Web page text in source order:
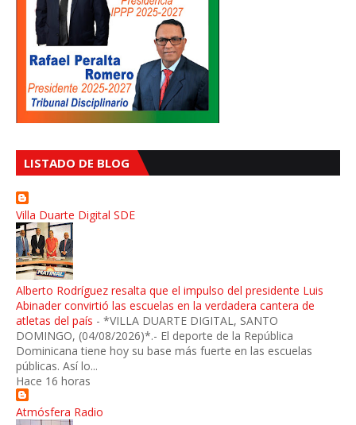
LISTADO DE BLOG
Villa Duarte Digital SDE
Alberto Rodríguez resalta que el impulso del presidente Luis
Abinader convirtió las escuelas en la verdadera cantera de
atletas del país - *VILLA DUARTE DIGITAL, SANTO
DOMINGO, (04/08/2026)*.- El deporte de la República
Dominicana tiene hoy su base más fuerte en las escuelas
públicas. Así lo...
Hace 16 horas
Atmósfera Radio